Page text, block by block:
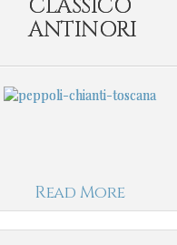
CLASSICO
ANTINORI
Read More